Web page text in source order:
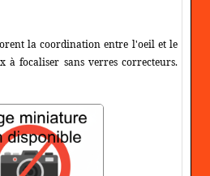
la coordination entre l'oeil et le
à focaliser sans verres correcteurs.